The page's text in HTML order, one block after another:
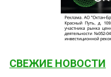
СВЕЖИЕ НОВОСТИ